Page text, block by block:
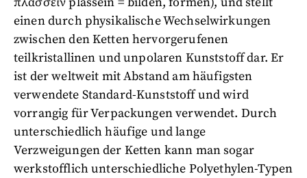
einen durch physikalische Wechselwirkungen
zwischen den Ketten hervorgerufenen
teilkristallinen und unpolaren Kunststoff dar. Er
ist der weltweit mit Abstand am häufigsten
verwendete Standard-Kunststoff und wird
vorrangig für Verpackungen verwendet. Durch
unterschiedlich häufige und lange
Verzweigungen der Ketten kann man sogar
werkstofflich unterschiedliche Polyethylen-Typen